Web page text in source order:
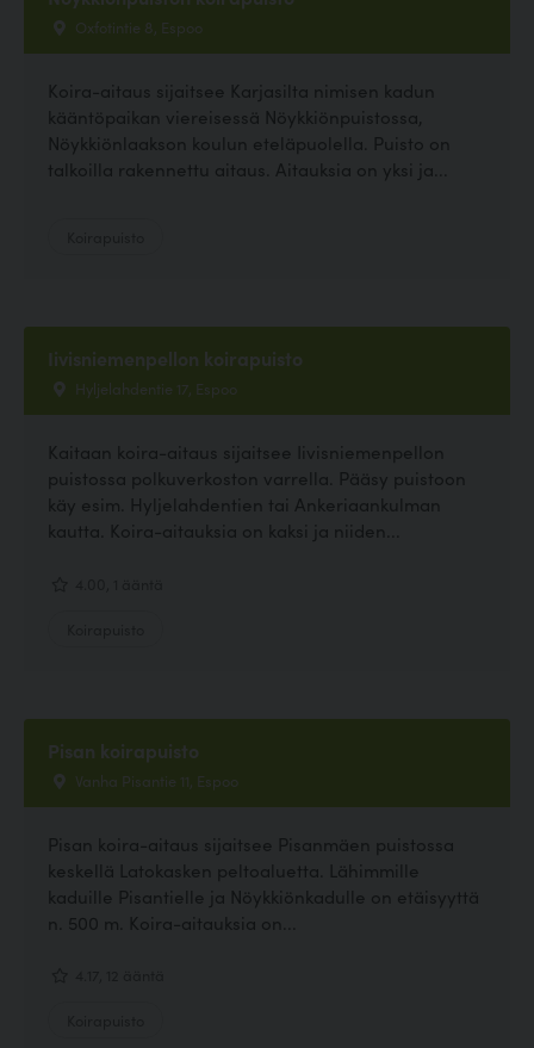
Oxfotintie 8, Espoo
Koira-aitaus sijaitsee Karjasilta nimisen kadun
kääntöpaikan viereisessä Nöykkiönpuistossa,
Nöykkiönlaakson koulun eteläpuolella. Puisto on
talkoilla rakennettu aitaus. Aitauksia on yksi ja...
Iivisniemenpellon koirapuisto
Hyljelahdentie 17, Espoo
Kaitaan koira-aitaus sijaitsee Iivisniemenpellon
puistossa polkuverkoston varrella. Pääsy puistoon
käy esim. Hyljelahdentien tai Ankeriaankulman
kautta. Koira-aitauksia on kaksi ja niiden...
Pisan koirapuisto
Vanha Pisantie 11, Espoo
Pisan koira-aitaus sijaitsee Pisanmäen puistossa
keskellä Latokasken peltoaluetta. Lähimmille
kaduille Pisantielle ja Nöykkiönkadulle on etäisyyttä
n. 500 m. Koira-aitauksia on...